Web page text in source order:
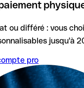
ou différé : vous
jusqu'à
pro